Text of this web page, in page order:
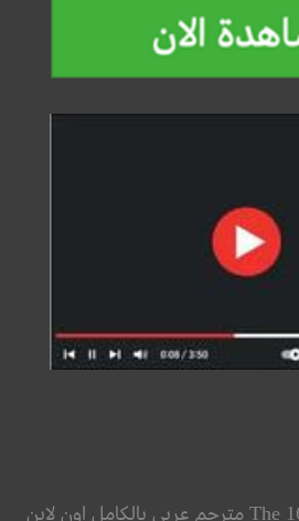
فلم The 16th Episode 2019 مترجم عربي بالكامل اون لاين